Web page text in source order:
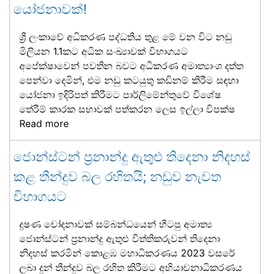
යෝජනාවක්!
ශ්‍රී ලංකාවේ අධිකරණ පද්ධතිය තුළ මේ වන විට නඩු
මිලියන 1.1කට අධික සංඛ්‍යාවක් විභාගයට
අපේක්ෂාවෙන් පවතින බවට අධිකරණ අමාත්‍යාංශ දත්ත
පෙන්වා දෙමින්, එම නඩු කටයුතු කඩිනම් කිරීම සඳහා
යෝජනා ඉදිරිපත් කිරීමට පාර්ලිමේන්තුවේ විශේෂ
තේරීම් කාරක සභාවක් පත්කරන ලෙස ඉල්ලා විපක්ෂ
Read more
ජොන්ස්ටන් ප්‍රනාන්දු ඇතුළු තිදෙනා නිදහස්
කළ තීන්දුව බල රහිතයි; නඩුව නැවත
විභාගයට
දූෂණ චෝදනාවක් සම්බන්ධයෙන් හිටපු අමාත්‍ය
ජොන්ස්ටන් ප්‍රනාන්දු ඇතුළු විත්තිකරුවන් තිදෙනා
නිදහස් කරමින් කොළඹ මහාධිකරණය 2023 වසරේ
ලබා දුන් තීන්දුව බල රහිත කිරීමට අභියාචනාධිකරණය